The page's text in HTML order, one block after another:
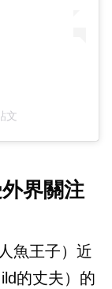
文
界關注
魚王子）近
的丈夫）的